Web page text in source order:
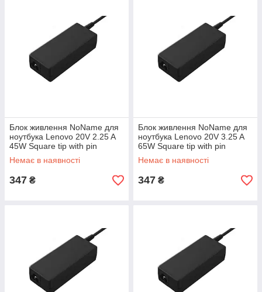
Блок живлення NoName для
ноутбука Lenovo 20V 2.25 A
45W Square tip with pin
(Гарантія 3 місяця)
Немає в наявності
347 ₴
Блок живлення NoName для
ноутбука Lenovo 20V 3.25 A
65W Square tip with pin
(Гарантія 3 місяця)
Немає в наявності
347 ₴